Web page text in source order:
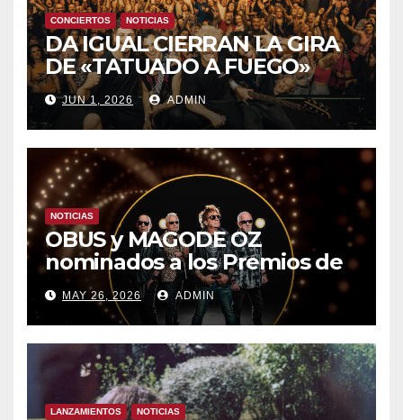
CONCIERTOS NOTICIAS
DA IGUAL CIERRAN LA GIRA
DE «TATUADO A FUEGO»
CON UN LLENO EN LA SALA
DEL MOVISTAR ARENA DE
MADRID
JUN 1, 2026 ADMIN
NOTICIAS
OBUS y MAGODE OZ
nominados a los Premios de
la Academia de la Música de
España- Esta noche en La 2
MAY 26, 2026 ADMIN
LANZAMIENTOS NOTICIAS